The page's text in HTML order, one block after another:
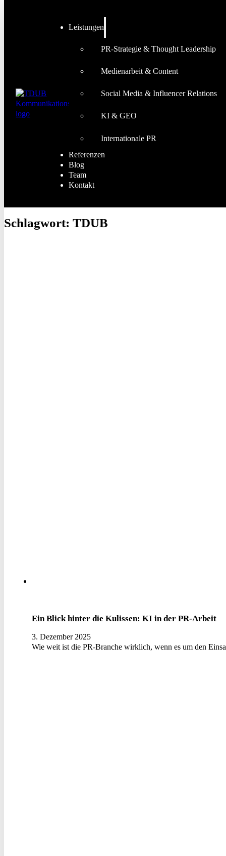
Leistungen
PR-Strategie & Thought Leadership
Medienarbeit & Content
Social Media & Influencer Relations
KI & GEO
Internationale PR
Referenzen
Blog
Team
Kontakt
Schlagwort: TDUB
Ein Blick hinter die Kulissen: KI in der PR-Arbeit
3. Dezember 2025
Wie weit ist die PR-Branche wirklich, wenn es um den